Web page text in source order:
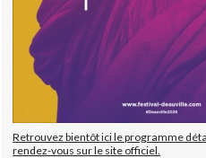
Retrouvez bientôt ici le programme
rendez-vous sur le site officiel.